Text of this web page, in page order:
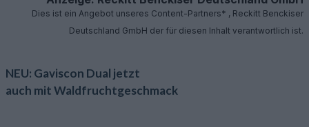
Dies ist ein Angebot unseres Content-Partners* , Reckitt Benckiser
Deutschland GmbH der für diesen Inhalt verantwortlich ist.
NEU: Gaviscon Dual jetzt
auch mit Waldfruchtgeschmack